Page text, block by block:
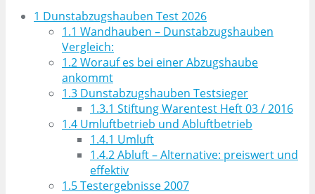
1 Dunstabzugshauben Test 2026
1.1 Wandhauben – Dunstabzugshauben
Vergleich:
1.2Worauf es bei einer Abzugshaube
ankommt
1.3 Dunstabzugshauben Testsieger
1.3.1 Stiftung Warentest Heft 03 / 2016
1.4 Umluftbetrieb und Abluftbetrieb
1.4.1 Umluft
1.4.2Abluft – Alternative: preiswert und
effektiv
1.5Testergebnisse 2007